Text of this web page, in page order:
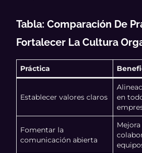
Tabla: Comparación De
Fortalecer La Cultura
Práctica
Establecer valores claros
en
Fomentar la
comunicación abierta